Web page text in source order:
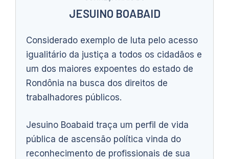
JESUINO BOABAID
Considerado exemplo de luta pelo acesso
igualitário da justiça a todos os cidadãos e
um dos maiores expoentes do estado de
Rondônia na busca dos direitos de
trabalhadores públicos.
Jesuino Boabaid traça um perfil de vida
pública de ascensão política vinda do
reconhecimento de profissionais de sua